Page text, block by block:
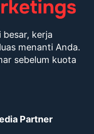
kerja
menanti Anda.
sebelum kuota
Partner